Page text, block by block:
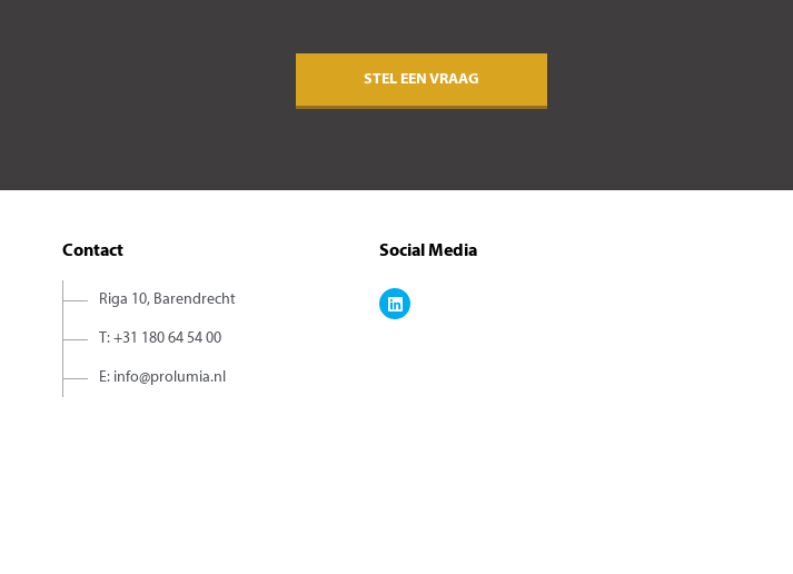
STEL EEN VRAAG
Contact
Riga 10, Barendrecht
T: +31 180 64 54 00
E: info@prolumia.nl
Social Media